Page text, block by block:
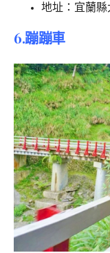
地址：宜蘭縣
6.蹦蹦車